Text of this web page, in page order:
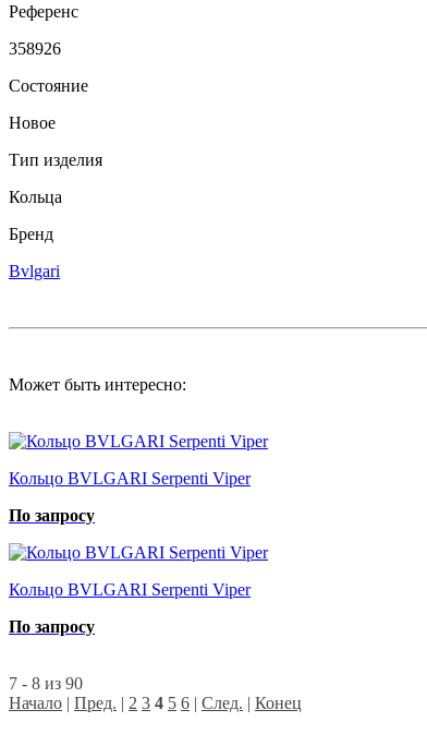
Референс
358926
Состояние
Новое
Тип изделия
Кольца
Бренд
Bvlgari
Может быть интересно:
Кольцо BVLGARI Serpenti Viper
По запросу
Кольцо BVLGARI Serpenti Viper
По запросу
7 - 8 из 90
Начало | Пред. | 2 3 4 5 6 | След. | Конец